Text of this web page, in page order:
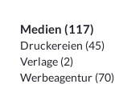
Medien (117)
Druckereien (45)
Verlage (2)
Werbeagentur (70)